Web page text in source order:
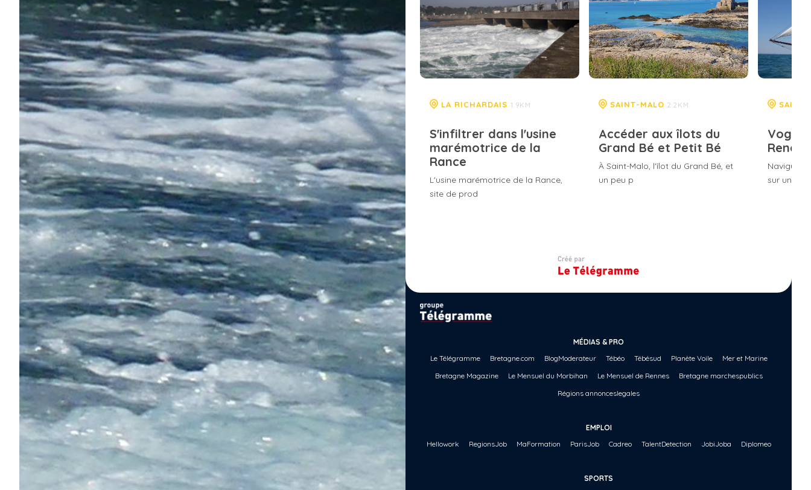
LA RICHARDAIS 1.9KM
S'infiltrer dans l'usine
marémotrice de la
Rance
L'usine marémotrice de la Rance,
site de prod
SAINT-MALO 2.2KM
Accéder aux îlots du
Grand Bé et Petit Bé
À Saint-Malo, l'îlot du Grand Bé, et
un peu p
Naviguez
sur une
MÉDIAS & PRO
Le Télégramme
Bretagne.com BlogModerateur Tébéo Tébésud Planète Voile
Mer et Marine
Bretagne Magazine
Le Mensuel du Morbihan Le Mensuel de Rennes
Bretagne marchespublics
Régions annonceslegales
EMPLOI
Hellowork
RegionsJob MaFormation ParisJob Cadreo TalentDetection JobiJoba Diplomeo
SPORTS